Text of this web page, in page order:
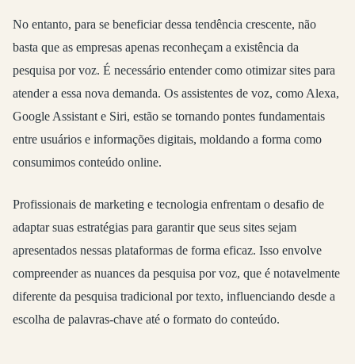
No entanto, para se beneficiar dessa tendência crescente, não
basta que as empresas apenas reconheçam a existência da
pesquisa por voz. É necessário entender como otimizar sites para
atender a essa nova demanda. Os assistentes de voz, como Alexa,
Google Assistant e Siri, estão se tornando pontes fundamentais
entre usuários e informações digitais, moldando a forma como
consumimos conteúdo online.
Profissionais de marketing e tecnologia enfrentam o desafio de
adaptar suas estratégias para garantir que seus sites sejam
apresentados nessas plataformas de forma eficaz. Isso envolve
compreender as nuances da pesquisa por voz, que é notavelmente
diferente da pesquisa tradicional por texto, influenciando desde a
escolha de palavras-chave até o formato do conteúdo.